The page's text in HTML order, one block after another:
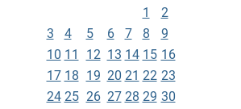
1
2
3
4 5 6 7 8
9
10 11 12 13 14 15 16
17 18 19 20 21 22 23
24 25 26 27 28 29 30